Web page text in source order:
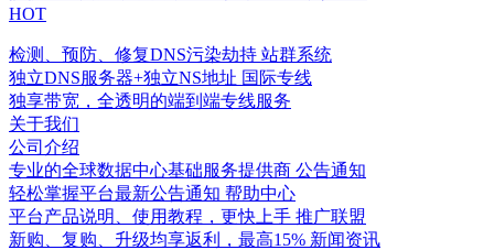
HOT
检测、预防、修复DNS污染劫持 站群系统
独立DNS服务器+独立NS地址 国际专线
独享带宽，全透明的端到端专线服务
关于我们
公司介绍
专业的全球数据中心基础服务提供商 公告通知
轻松掌握平台最新公告通知 帮助中心
平台产品说明、使用教程，更快上手 推广联盟
新购、复购、升级均享返利，最高15% 新闻资讯